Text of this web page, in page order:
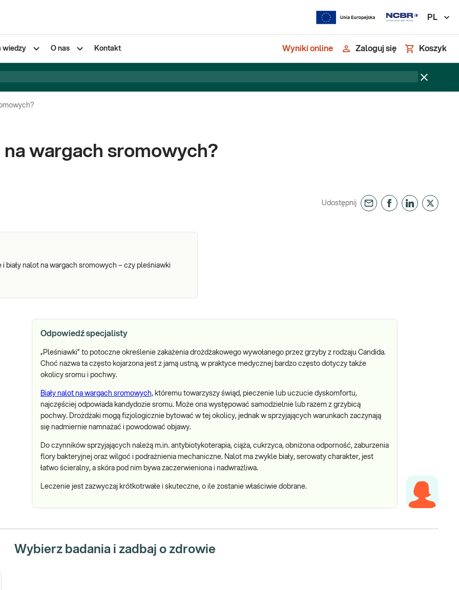
PL
wiedzy O nas Kontakt Wyniki online Zaloguj się Koszyk
wargach sromowych?
Udostępnij
biały nalot na wargach sromowych – czy pleśniawki
Odpowiedź specjalisty
„Pleśniawki” to potoczne określenie zakażenia drożdżakowego wywołanego przez grzyby z rodzaju Candida.
Choć nazwa ta często kojarzona jest z jamą ustną, w praktyce medycznej bardzo często dotyczy także
okolicy sromu i pochwy.
Biały nalot na wargach sromowych, któremu towarzyszy świąd, pieczenie lub uczucie dyskomfortu,
najczęściej odpowiada kandydozie sromu. Może ona występować samodzielnie lub razem z grzybicą
pochwy. Drożdżaki mogą fizjologicznie bytować w tej okolicy, jednak w sprzyjających warunkach zaczynają
się nadmiernie namnażać i powodować objawy.
Do czynników sprzyjających należą m.in. antybiotykoterapia, ciąża, cukrzyca, obniżona odporność, zaburzenia
flory bakteryjnej oraz wilgoć i podrażnienia mechaniczne. Nalot ma zwykle biały, serowaty charakter, jest
łatwo ścieralny, a skóra pod nim bywa zaczerwieniona i nadwrażliwa.
Leczenie jest zazwyczaj krótkotrwałe i skuteczne, o ile zostanie właściwie dobrane.
Wybierz badania i zadbaj o zdrowie